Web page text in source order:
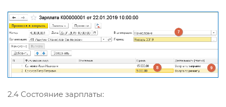
2.4 Состояние зарплаты: